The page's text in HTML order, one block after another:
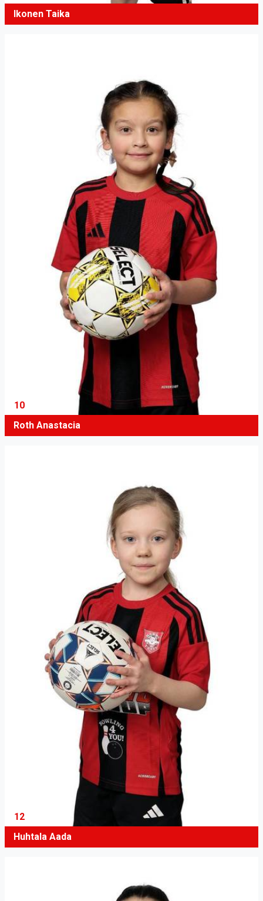
Ikonen Taika
10
Roth Anastacia
12
Huhtala Aada